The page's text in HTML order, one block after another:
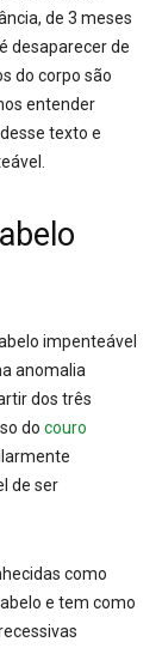
de 3 meses
desaparecer de
do corpo são
entender
texto e
impenteável
anomalia
dos três
do couro
de ser
como
e tem como